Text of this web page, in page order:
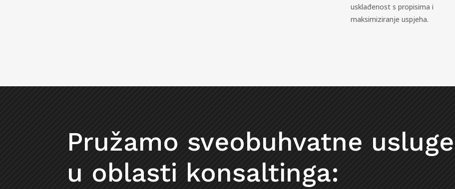
usklađenost s propisima i
maksimiziranje uspjeha.
Pružamo sveobuhvatne usluge
u oblasti konsaltinga: